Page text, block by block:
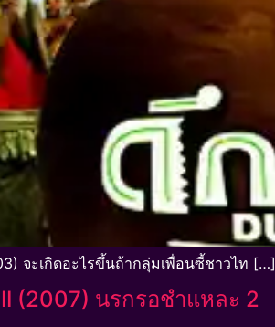
จะเกิดอะไรขึ้นถ้ากลุ่มเพื่อนซี้ชาวไท […]
(2007) นรกรอชำแหละ 2